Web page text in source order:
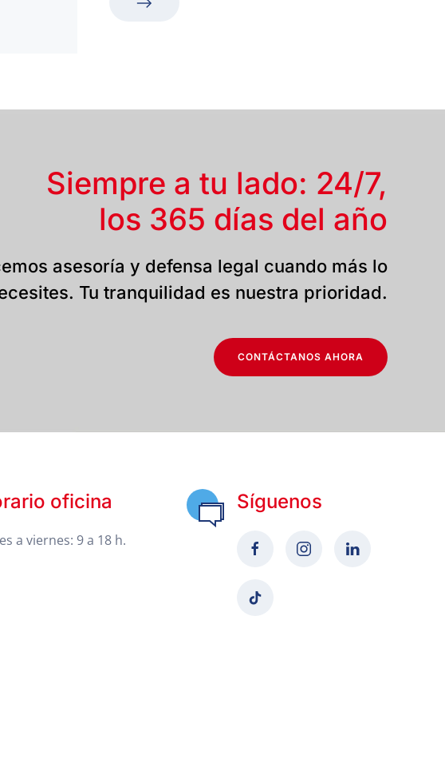
Siempre a tu lado: 24/7,
los 365 días del año
asesoría y defensa legal cuando más lo
Tu tranquilidad es nuestra prioridad.
CONTÁCTANOS AHORA
oficina
a viernes: 9 a 18 h.
Síguenos